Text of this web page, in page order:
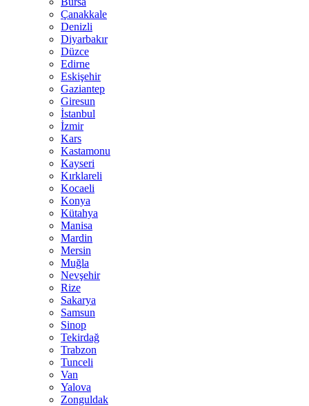
Çanakkale
Denizli
Diyarbakır
Düzce
Edirne
Eskişehir
Gaziantep
Giresun
İstanbul
İzmir
Kars
Kastamonu
Kayseri
Kırklareli
Kocaeli
Konya
Kütahya
Manisa
Mardin
Mersin
Muğla
Nevşehir
Rize
Sakarya
Samsun
Sinop
Tekirdağ
Trabzon
Tunceli
Van
Yalova
Zonguldak